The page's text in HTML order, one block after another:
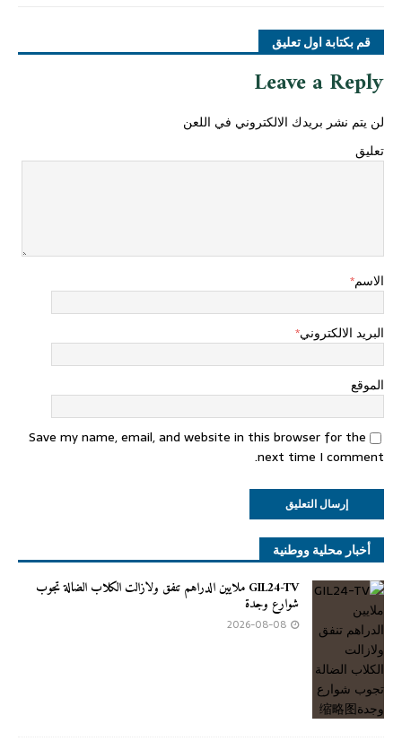
قم بكتابة اول تعليق
Leave a Reply
لن يتم نشر بريدك الالكتروني في اللعن
تعليق
الاسم*
البريد الالكتروني*
الموقع
Save my name, email, and website in this browser for the
next time I comment.
أخبار محلية ووطنية
GIL24-TV ملايين الدراهم تنفق ولازالت الكلاب الضالة تجوب
شوارع وجدة
2026-08-08